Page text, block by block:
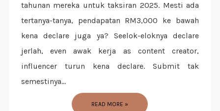
tahunan mereka untuk taksiran 2025. Mesti ada
tertanya-tanya, pendapatan RM3,000 ke bawah
kena declare juga ya? Seelok-eloknya declare
jerlah, even awak kerja as content creator,
influencer turun kena declare. Submit tak
semestinya...
READ MORE »